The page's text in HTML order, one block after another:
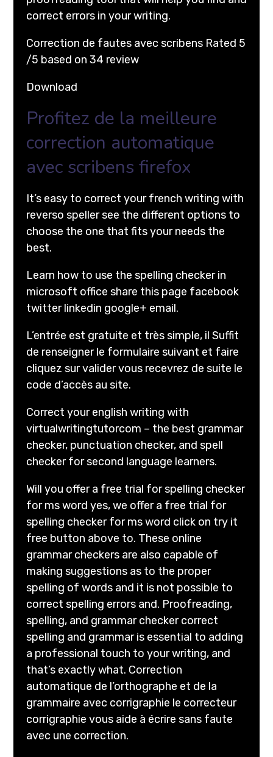
correct errors in your writing.
Correction de fautes avec scribens Rated 5
/5 based on 34 review
Download
Profitez de la meilleure
correction automatique
avec scribens firefox
It’s easy to correct your french writing with
reverso speller see the different options to
choose the one that fits your needs the
best.
Learn how to use the spelling checker in
microsoft office share this page facebook
twitter linkedin google+ email.
L’entrée est gratuite et très simple, il Suffit
de renseigner le formulaire suivant et faire
cliquez sur valider vous recevrez de suite le
code d’accès au site.
Correct your english writing with
virtualwritingtutorcom – the best grammar
checker, punctuation checker, and spell
checker for second language learners.
Will you offer a free trial for spelling checker
for ms word yes, we offer a free trial for
spelling checker for ms word click on try it
free button above to. These online
grammar checkers are also capable of
making suggestions as to the proper
spelling of words and it is not possible to
correct spelling errors and. Proofreading,
spelling, and grammar checker correct
spelling and grammar is essential to adding
a professional touch to your writing, and
that’s exactly what. Correction
automatique de l’orthographe et de la
grammaire avec corrigraphie le correcteur
corrigraphie vous aide à écrire sans faute
avec une correction.